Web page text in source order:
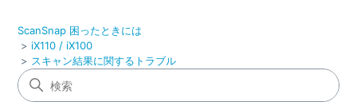
ScanSnap 困ったときには
iX110 / iX100
スキャン結果に関するトラブル